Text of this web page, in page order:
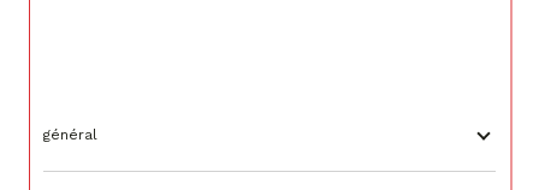
général